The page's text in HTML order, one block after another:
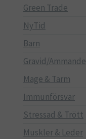
Green Trade
NyTid
Barn
Gravid/Ammande
Mage & Tarm
Immunförsvar
Stressad & Trött
Muskler & Leder